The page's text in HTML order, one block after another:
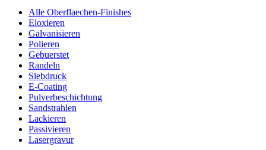
Alle Oberflaechen-Finishes
Eloxieren
Galvanisieren
Polieren
Gebuerstet
Randeln
Siebdruck
E-Coating
Pulverbeschichtung
Sandstrahlen
Lackieren
Passivieren
Lasergravur